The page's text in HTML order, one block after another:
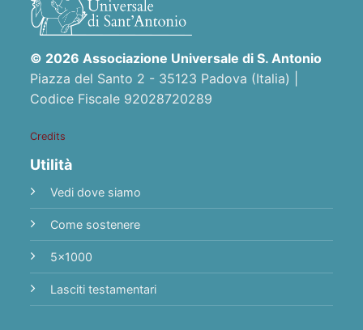
© 2026 Associazione Universale di S. Antonio
Piazza del Santo 2 - 35123 Padova (Italia) |
Codice Fiscale 92028720289
Credits
Utilità
Vedi dove siamo
Come sostenere
5x1000
Lasciti testamentari